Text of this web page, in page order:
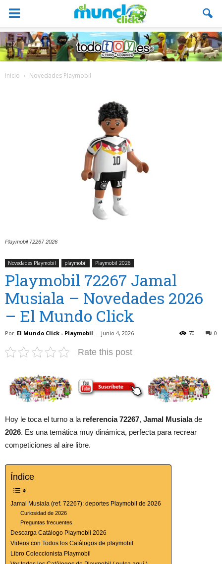
Inicio Novedades Playmobil
Playmobil 72267 2026
Novedades Playmobil playmobil Playmobil 2026
Playmobil 72267 Jamal
Musiala – Novedades 2026
– El Mundo Click
Por El Mundo Click - Playmobil - junio 4, 2026 0
70
Rate this post
Hoy le toca el turno a la referencia 72267, Jamal Musialade
2026. Es una temática muy dinámica, perfecta para recrear
competiciones al aire libre.
Índice
Jamal Musiala (ref. 72267): deportes Playmobil de 2026
Curiosidad de 2026
Preguntas frecuentes
Descarga Catálogo Playmobil 2026
Videos con Todos los Catálogos de playmobil
Libro Coleccionista Playmobil